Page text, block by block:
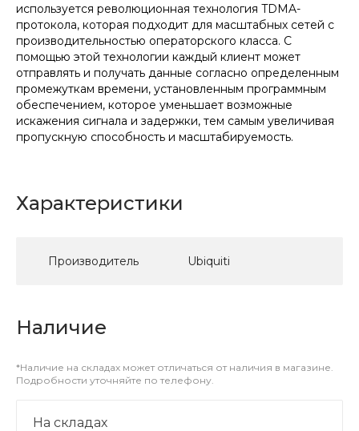
используется революционная технология TDMA-
протокола, которая подходит для масштабных сетей с
производительностью операторского класса. С
помощью этой технологии каждый клиент может
отправлять и получать данные согласно определенным
промежуткам времени, установленным программным
обеспечением, которое уменьшает возможные
искажения сигнала и задержки, тем самым увеличивая
пропускную способность и масштабируемость.
Характеристики
Производитель Ubiquiti
Наличие
*Наличие на складах может отличаться от наличия в магазине.
Подробности уточняйте по телефону.
На складах